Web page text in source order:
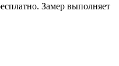
Замер выполняет